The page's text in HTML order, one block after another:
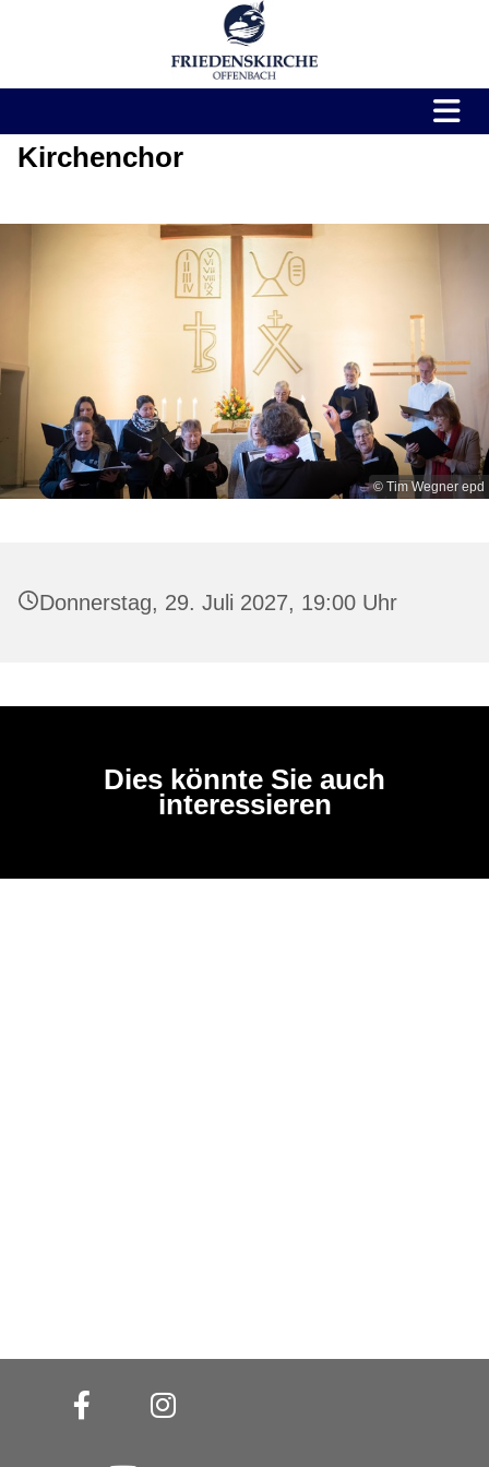
Kirchenchor
© Tim Wegner epd
Donnerstag, 29. Juli 2027, 19:00 Uhr
Dies könnte Sie auch
interessieren